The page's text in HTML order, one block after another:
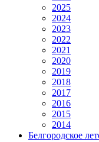
2025
2024
2023
2022
2021
2020
2019
2018
2017
2016
2015
2014
Белгородское